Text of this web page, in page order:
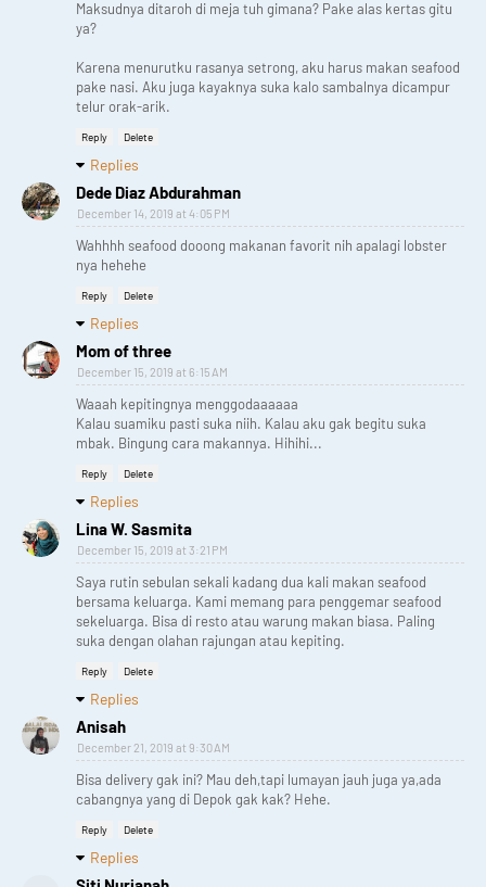
Maksudnya ditaroh di meja tuh gimana? Pake alas kertas gitu
ya?
Karena menurutku rasanya setrong, aku harus makan seafood
pake nasi. Aku juga kayaknya suka kalo sambalnya dicampur
telur orak-arik.
Reply Delete
Replies
Dede Diaz Abdurahman
December 14, 2019 at 4:05 PM
Wahhhh seafood dooong makanan favorit nih apalagi lobster
nya hehehe
Reply Delete
Replies
Mom of three
December 15, 2019 at 6:15 AM
Waaah kepitingnya menggodaaaaaa
Kalau suamiku pasti suka niih. Kalau aku gak begitu suka
mbak. Bingung cara makannya. Hihihi...
Reply Delete
Replies
Lina W. Sasmita
December 15, 2019 at 3:21 PM
Saya rutin sebulan sekali kadang dua kali makan seafood
bersama keluarga. Kami memang para penggemar seafood
sekeluarga. Bisa di resto atau warung makan biasa. Paling
suka dengan olahan rajungan atau kepiting.
Reply Delete
Replies
Anisah
December 21, 2019 at 9:30 AM
Bisa delivery gak ini? Mau deh,tapi lumayan jauh juga ya,ada
cabangnya yang di Depok gak kak? Hehe.
Reply Delete
Replies